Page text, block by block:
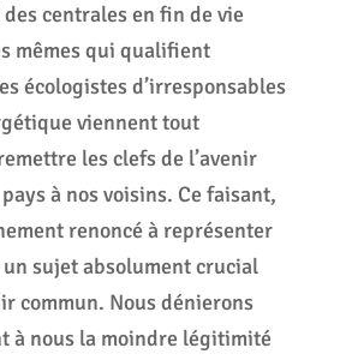
centrales en fin de vie
mêmes qui qualifient
écologistes d’irresponsables
viennent tout
les clefs de l’avenir
à nos voisins. Ce faisant,
renoncé à représenter
sujet absolument crucial
commun. Nous dénierons
à nous la moindre légitimité